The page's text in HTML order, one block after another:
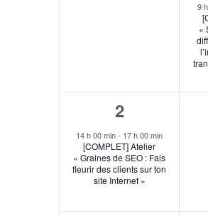
Évènements
évènement,
9
«
1
évènement,
2
14 h 00 min- 17 h 00 min
[COMPLET] Atelier
« Graines de SEO : Fais
fleurir des clients sur ton
site Internet »